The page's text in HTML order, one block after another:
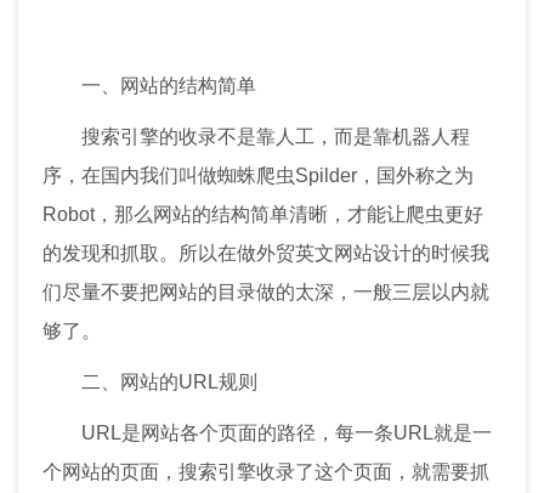
一、网站的结构简单
搜索引擎的收录不是靠人工，而是靠机器人程
序，在国内我们叫做蜘蛛爬虫Spilder，国外称之为
Robot，那么网站的结构简单清晰，才能让爬虫更好
的发现和抓取。所以在做外贸英文网站设计的时候我
们尽量不要把网站的目录做的太深，一般三层以内就
够了。
二、网站的URL规则
URL是网站各个页面的路径，每一条URL就是一
个网站的页面，搜索引擎收录了这个页面，就需要抓